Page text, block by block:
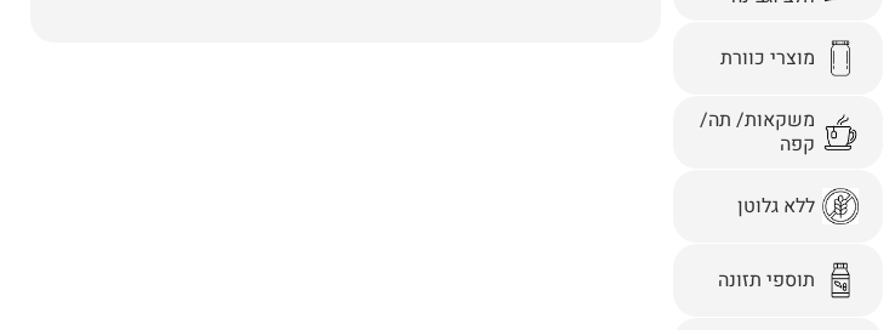
מוצרי כוורת
משקאות/ תה/
קפה
ללא גלוטן
תוספי תזונה